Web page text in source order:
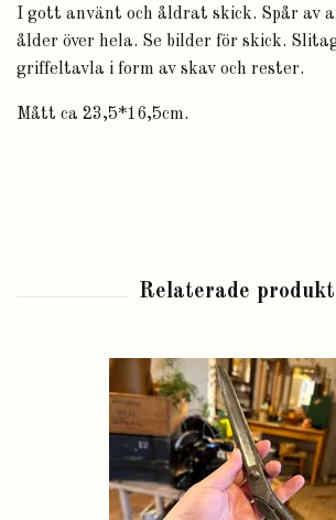
I gott använt och åldrat skick. Spår av
ålder över hela. Se bilder för skick.
griffeltavla i form av skav och rester.
Mått ca 23,5*16,5cm.